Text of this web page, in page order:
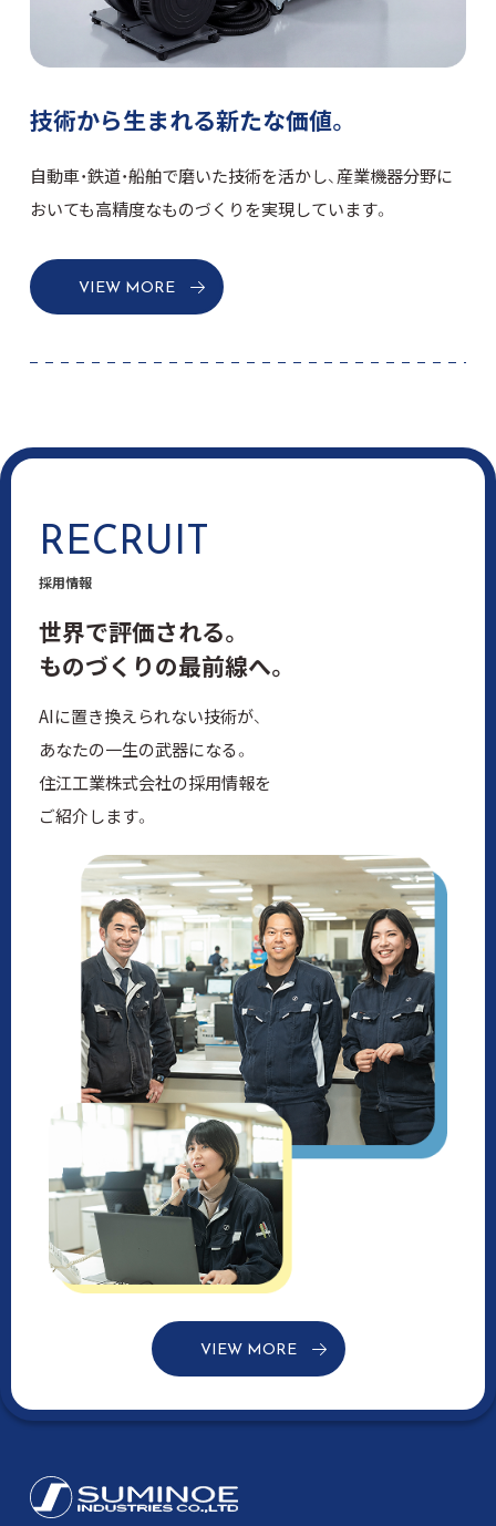
技術から生まれる新たな価値。
自動車・鉄道・船舶で磨いた技術を活かし、産業機器分野に
おいても高精度なものづくりを実現しています。
VIEW MORE
RECRUIT
採用情報
世界で評価される。
ものづくりの最前線へ。
AIに置き換えられない技術が、
あなたの一生の武器になる。
住江工業株式会社の採用情報を
ご紹介します。
VIEW MORE